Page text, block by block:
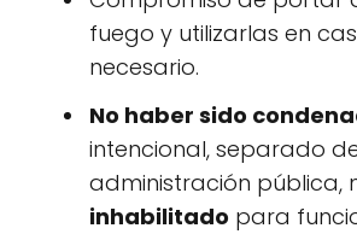
fuego y utilizarlas en
necesario.
No haber sido
intencional, separado
administración pública,
inhabilitado para